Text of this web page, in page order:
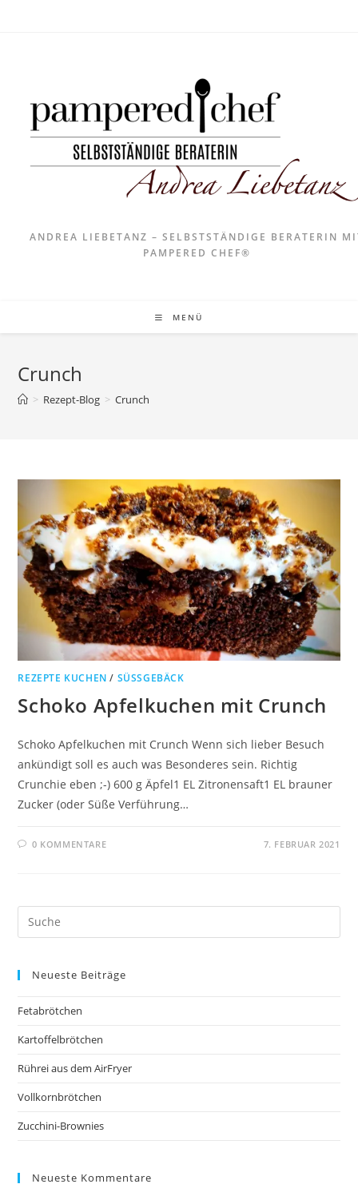
ANDREA LIEBETANZ – SELBSTSTÄNDIGE BERATERIN
PAMPERED CHEF®
MENÜ
Crunch
> Rezept-Blog > Crunch
REZEPTE KUCHEN / SÜSSGEBÄCK
Schoko Apfelkuchen mit Crunch
Schoko Apfelkuchen mit Crunch Wenn sich lieber Besuch
ankündigt soll es auch was Besonderes sein. Richtig
Crunchie eben ;-) 600 g Äpfel1 EL Zitronensaft1 EL brauner
Zucker (oder Süße Verführung…
0 KOMMENTARE 7. FEBRUAR 2021
Neueste Beiträge
Fetabrötchen
Kartoffelbrötchen
Rührei aus dem AirFryer
Vollkornbrötchen
Zucchini-Brownies
Neueste Kommentare